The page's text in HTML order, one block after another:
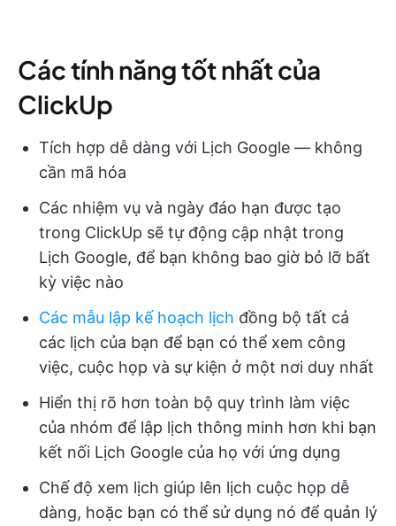
Các tính năng tốt nhất của
ClickUp
Tích hợp dễ dàng với Lịch Google — không
cần mã hóa
Các nhiệm vụ và ngày đáo hạn được tạo
trong ClickUp sẽ tự động cập nhật trong
Lịch Google, để bạn không bao giờ bỏ lỡ bất
kỳ việc nào
Các mẫu lập kế hoạch lịch đồng bộ tất cả
các lịch của bạn để bạn có thể xem công
việc, cuộc họp và sự kiện ở một nơi duy nhất
Hiển thị rõ hơn toàn bộ quy trình làm việc
của nhóm để lập lịch thông minh hơn khi bạn
kết nối Lịch Google của họ với ứng dụng
Chế độ xem lịch giúp lên lịch cuộc họp dễ
dàng, hoặc bạn có thể sử dụng nó để quản lý